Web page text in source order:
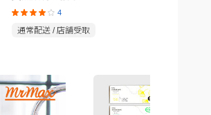
4
通常配送 / 店舗受取